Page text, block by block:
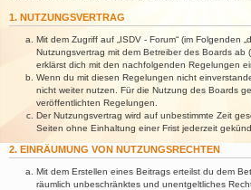
1. NUTZUNGSVERTRAG
Mit dem Zugriff auf „ISDV - Forum“ (im Folgenden
Nutzungsvertrag mit dem Betreiber des Boards ab
erklärst dich mit den nachfolgenden Regelungen
Wenn du mit diesen Regelungen nicht
nicht weiter nutzen. Für die Nutzung des Boards
veröffentlichten Regelungen.
Der Nutzungsvertrag wird auf unbestimmte Zeit
Seiten ohne Einhaltung einer Frist jederzeit
2. EINRÄUMUNG VON NUTZUNGSRECHTEN
Mit dem Erstellen eines Beitrags erteilst du dem
räumlich unbeschränktes und unentgeltliches